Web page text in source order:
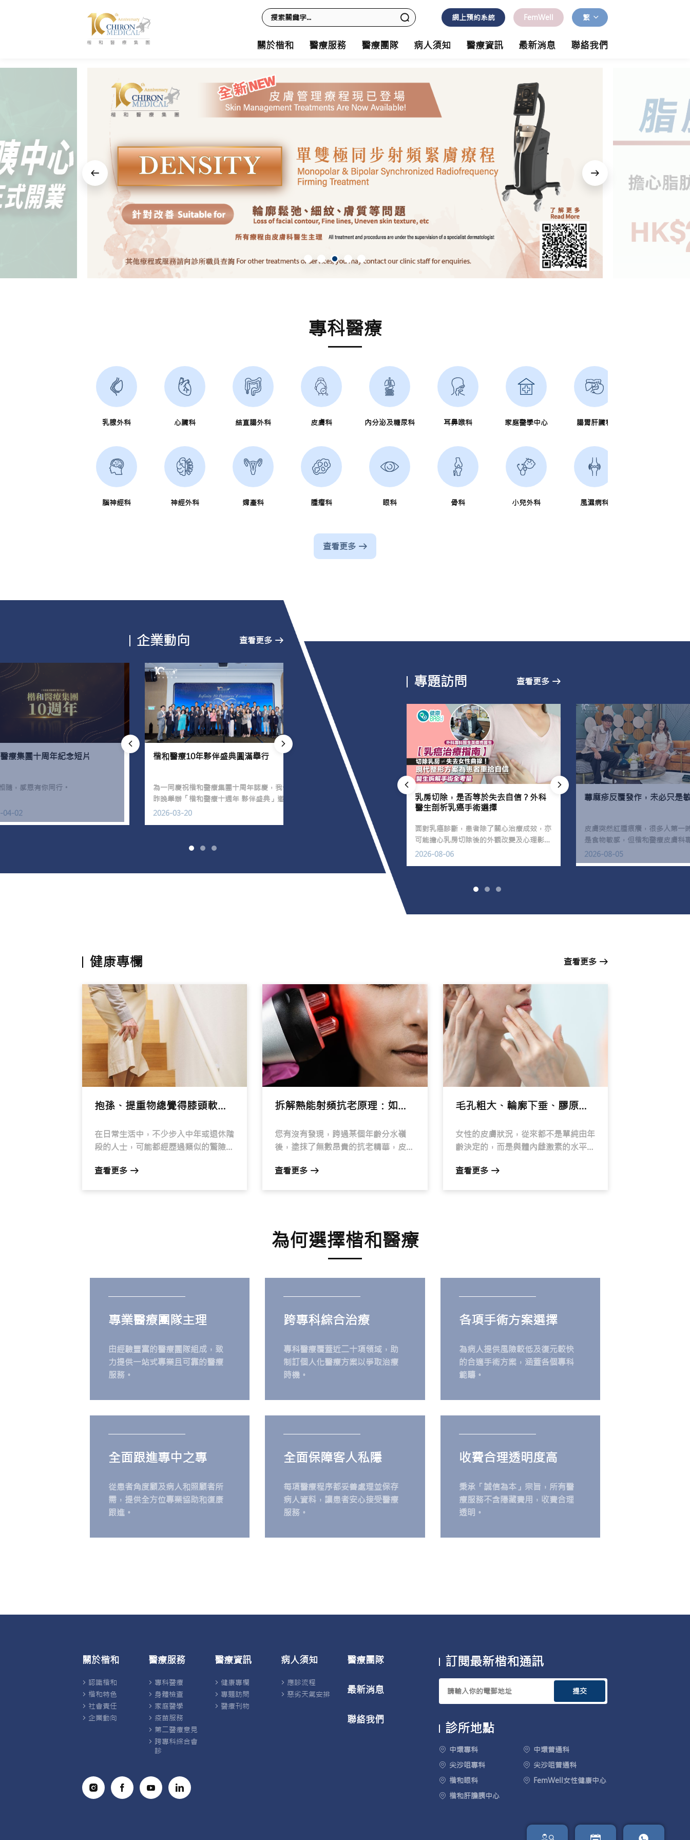
網上預約系統 FemWell 繁
關於楷和 醫療服務 醫療團隊 病人須知 醫療資訊 最新消息 聯絡我們
專科醫療
乳腺外科
腦神經科
心臟科
神經外科
結直腸外科
婦產科
皮膚科
腫瘤科
內分泌及糖尿科
眼科
耳鼻喉科
骨科
家庭醫學中心
小兒外科
腸胃肝臟科
風濕病科
查看更多
企業動向 查看更多
療集團十周年紀念短片
隨，感恩有你同行。
04-02
楷和醫療10年夥伴盛典圓滿舉行
為一同慶祝楷和醫療集團十周年誌慶，我們
昨晚舉辦「楷和醫療十週年 夥伴盛典」邀
請楷和醫生及管理層、醫院、保險界夥伴、
2026-03-20
【新聞稿】3.8婦女節調查：逾四成女
士從未驗身 怕貴、未有毛病為主因 |
過來人經歷：兩次驗身，兩度驗出癌
症 籲及早關注健康
身體檢查是了解健康狀況、潛在風險因素的
重要途徑。香港基督教女青年會（女青）最
新調查發現，本港女士對身體檢查的意識甚
低，超過四成受訪女士從未接受身體檢查或
婦科檢查；她們對於主要婦女疾病，包括可
導致子宮頸癌的HPV病毒感染的認識亦不
多。有女士就曾因為兩次身體檢查，兩度挽
回性命。醫生及社工均認為調查結果響起警
號，呼籲婦女及早從日常生活開始，多加投
專題訪問 查看更多
脫髮危機，無分男女老少！
踏入中年後，不少人會慢慢發現髮量減少，
闊、頭頂髮量變薄，甚至出現如「聖誕樹」
般的稀疏範圍。
乳房切除，是否等於失去自信？外科
醫生剖析乳癌手術選擇
面對乳癌診斷，患者除了關心治療成效，亦
可能擔心乳房切除後的外觀改變及心理影
響。現代乳癌治療除了以根治腫瘤為首要目
2026-08-06
蕁麻疹反覆發作，未必只是
皮膚突然紅腫痕癢，很多人第一
是食物敏感，但楷和醫療皮膚科
醫生在TVB「流行都市」節目中
疹更常見的成因其實包括病毒感
2026-08-05
健康專欄 查看更多
抱孫、提重物總覺得膝頭軟一軟？這可能不是單純體力下降，而是關節發出的求救訊號
在日常生活中，不少步入中年或退休階
段的人士，可能都經歷過類似的驚險瞬
者提著剛從街市買來的沉重餸菜準備上
查看更多
拆解熱能射頻抗老原理：如何用熱力喚醒沉睡的「膠原工廠」
您有沒有發現，跨過某個年齡分水嶺
後，塗抹了無數昂貴的抗老精華，皮膚
產品的問題，而是因為皮膚衰老的真正
RF），不著痕跡地為肌膚逆齡。
查看更多
毛孔粗大、輪廓下垂、膠原流失—你屬於哪個衰老階段？
女性的皮膚狀況，從來都不是單純由年
齡決定的，而是與體內雌激素的水平變
膚衰老模式，大致可分為三個荷爾蒙相
查看更多
為何選擇楷和醫療
專業醫療團隊主理
由經驗豐富的醫療團隊組成，致
力提供一站式專業且可靠的醫療
服務。
跨專科綜合治療
專科醫療覆蓋近二十項領域，助
制訂個人化醫療方案以爭取治療
時機。
各項手術方案選擇
為病人提供風險較低及復元較快
的合適手術方案，涵蓋各個專科
範疇。
全面跟進專中之專
從患者角度顧及病人和照顧者所
需，提供全方位專業協助和復康
跟進。
全面保障客人私隱
每項醫療程序都妥善處理並保存
病人資料，讓患者安心接受醫療
服務。
收費合理透明度高
秉承「誠信為本」宗旨，所有醫
療服務不含隱藏費用，收費合理
透明。
關於楷和
認識楷和
楷和特色
社會責任
企業動向
醫療服務
專科醫療
身體檢查
家庭醫學
疫苗服務
第二醫療意見
跨專科綜合會
診
醫療資訊
健康專欄
專題訪問
醫療刊物
病人須知
應診流程
惡劣天氣安排
醫療團隊
最新消息
聯絡我們
訂閱最新楷和通訊
提交
診所地點
中環專科
中環普通科
尖沙咀專科
尖沙咀普通科
楷和眼科
FemWell女性健康中心
楷和肝膽胰中心